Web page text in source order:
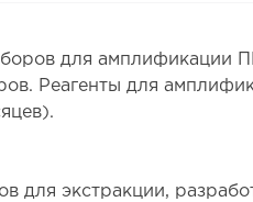
для амплификации
Реагенты для
для экстракции,